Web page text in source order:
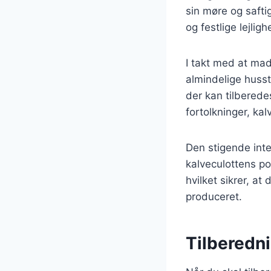
sin møre og
og festlige
I takt med at
almindelige
der kan
fortolkninger,
Den stigende
kalveculottens
hvilket sikrer, at
produceret.